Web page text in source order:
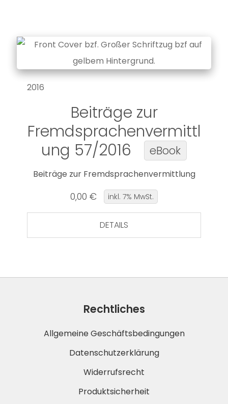
2016
Beiträge zur
Fremdsprachenvermittl
ung 57/2016
eBook
Beiträge zur Fremdsprachenvermittlung
0,00 € inkl. 7% MwSt.
DETAILS
Rechtliches
Allgemeine Geschäftsbedingungen
Datenschutzerklärung
Widerrufsrecht
Produktsicherheit